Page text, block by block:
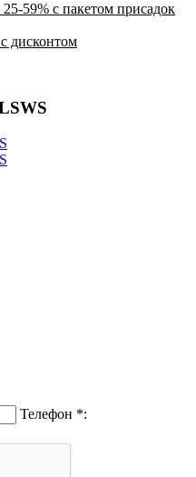
59% с пакетом присадок
дисконтом
Телефон *: